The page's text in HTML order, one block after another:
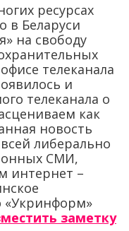
ресурсах
в Беларуси
на свободу
телеканала
и
телеканала о
как
новость
либерально
СМИ,
интернет –
«Укринформ»
заметку